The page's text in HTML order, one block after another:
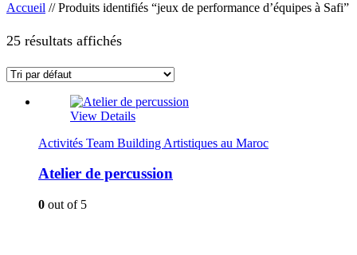
Accueil //Produits identifiés “jeux de performance d’équipes à Safi”
25 résultats affichés
View Details
Activités Team Building Artistiques au Maroc
Atelier de percussion
0 out of 5